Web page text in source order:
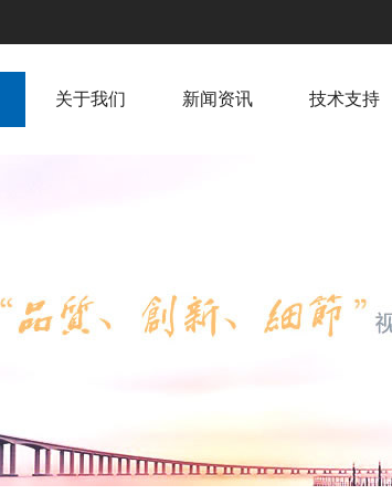
关于我们 新闻资讯 技术支持